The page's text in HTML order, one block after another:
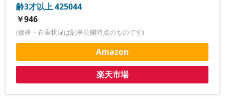
齢3才以上 425044
￥946
(価格・在庫状況は記事公開時点のものです)
Amazon
楽天市場